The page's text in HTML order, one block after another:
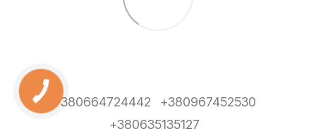
+380664724442
+380967452530
+380635135127